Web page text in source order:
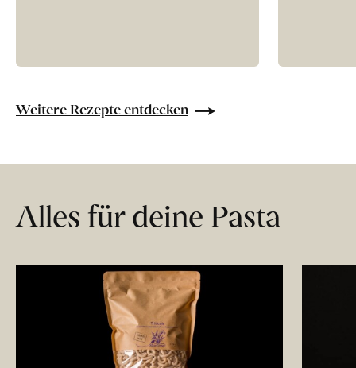
Weitere Rezepte entdecken
Alles für deine Pasta